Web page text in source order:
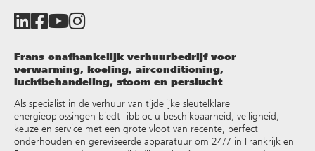
Frans onafhankelijk verhuurbedrijf voor
verwarming, koeling, airconditioning,
luchtbehandeling, stoom en perslucht
Als specialist in de verhuur van tijdelijke sleutelklare
energieoplossingen biedt Tibbloc u beschikbaarheid, veiligheid,
keuze en service met een grote vloot van recente, perfect
onderhouden en gereviseerde apparatuur om 24/7 in Frankrijk en